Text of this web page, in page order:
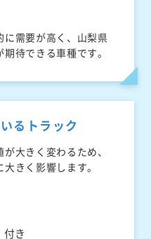
に需要が高く、山梨県
待できる車種です。
るトラック
大きく変わるため、
きく影響します。
き